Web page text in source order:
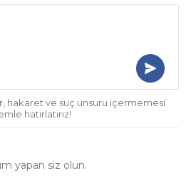
hakaret ve suç unsuru içermemesi
hatırlatırız!
yapan siz olun.